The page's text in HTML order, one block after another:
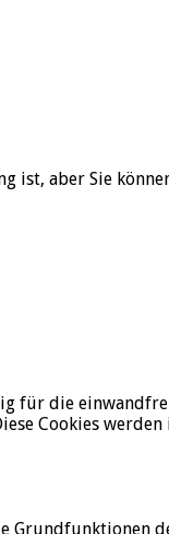
ist, aber Sie
für die
Cookies